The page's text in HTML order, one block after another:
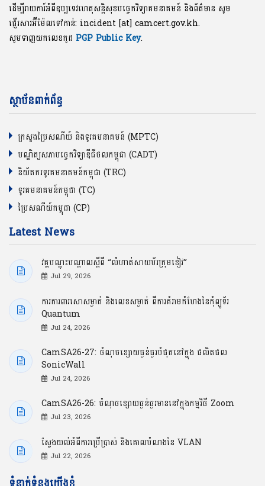
ដើម្បីរាយការ៍អំពីឧប្បទេវហេតុសន្តិសុខបច្ចេកវិទ្យាគមនាគមន៍ និងព័ត៌មាន សូម
ផ្ញើរសារអ៊ីម៉ែលទៅកាន់: incident [at] camcert.gov.kh.
សូមទាញយកលេខកូដ PGP Public Key.
ស្ថាប័នពាក់ព័ន្ធ
ក្រសួងប្រៃសណីយ៍ និងទូរគមនាគមន៍ (MPTC)
បណ្ឌិត្យសភាបច្ចេកវិទ្យាឌីជីថលកម្ពុជា (CADT)
និយ័តករទូរគមនាគមន៍កម្ពុជា (TRC)
ទូរគមនាគមន៍កម្ពុជា (TC)
ប្រៃសណីយ៍កម្ពុជា (CP)
Latest News
វគ្គបណ្ដុះបណ្ដាលស្ដីពី “លំហាត់សាយប័រក្រុមខៀវ”
Jul 29, 2026
ការការពារសោសម្ងាត់ និងលេខសម្ងាត់ ពីការគំរាមកំហែងនៃកុំព្យូទ័រ
Quantum
Jul 24, 2026
CamSA26-27: ចំណុចខ្សោយធ្ងន់ធ្ងរបំផុតនៅក្នុង ផលិតផល
SonicWall
Jul 24, 2026
CamSA26-26: ចំណុចខ្សោយធ្ងន់ធ្ងរមាននៅក្នុងកម្មវិធី Zoom
Jul 23, 2026
ស្វែងយល់អំពីការប្រើប្រាស់ និងគោលបំណងនៃ VLAN
Jul 22, 2026